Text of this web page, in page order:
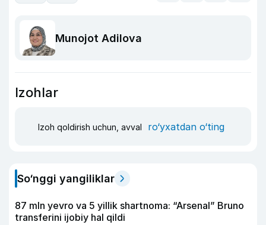
Munojot Adilova
Izohlar
Izoh qoldirish uchun, avval ro‘yxatdan o‘ting
So‘nggi yangiliklar
87 mln yevro va 5 yillik shartnoma: “Arsenal” Bruno
transferini ijobiy hal qildi